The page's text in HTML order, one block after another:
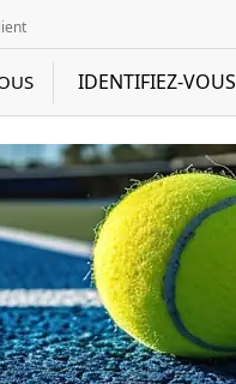
IDENTIFIEZ-VOUS